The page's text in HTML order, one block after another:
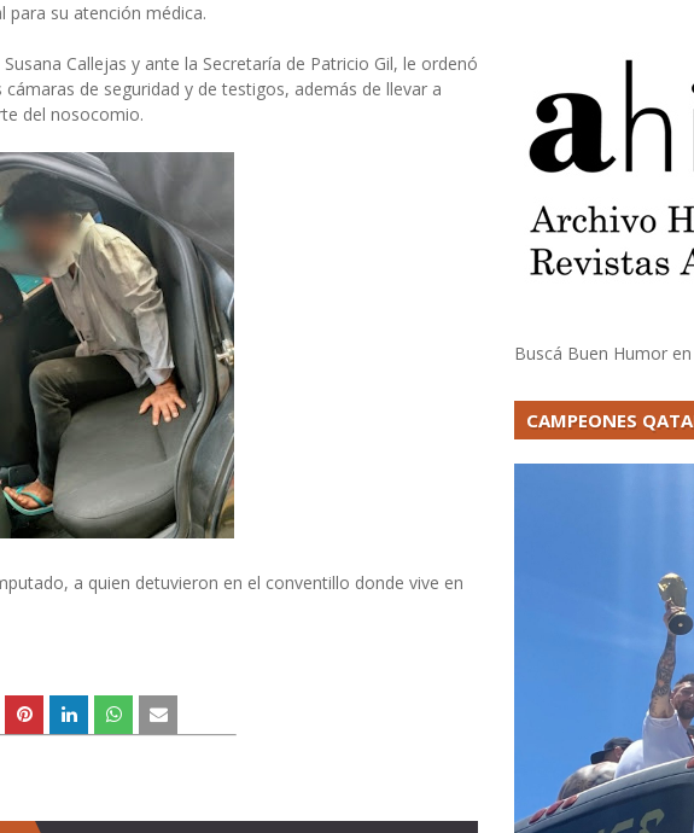
para su atención médica.
Callejas y ante la Secretaría de Patricio Gil, le ordenó
de seguridad y de testigos, además de llevar a
del nosocomio.
a quien detuvieron en el conventillo donde vive en
Buscá Buen Humor
CAMPEONES